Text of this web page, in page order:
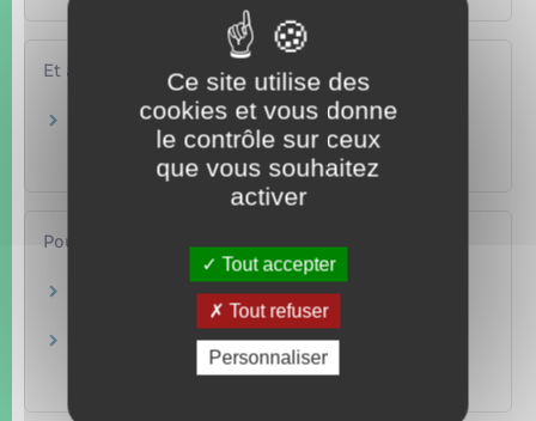
Et aussi
Détecteur de fumée (Daaf) : sécurité incendie
dans le logement
Pour en savoir plus
Guide d'entretien des chaudières
Agence de la transition écologique (Ademe)
Guide de la maison (chaudière, fenêtre,
Ce site utilise des
cookies et vous donne
le contrôle sur ceux
que vous souhaitez
activer
Tout accepter
Tout refuser
Personnaliser